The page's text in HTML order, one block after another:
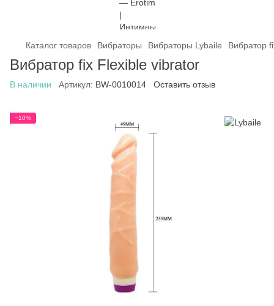
Каталог товаров Вибраторы Вибраторы Lybaile Вибратор
Вибратор fix Flexible vibrator
В наличии Артикул: BW-0010014 Оставить отзыв
−10%